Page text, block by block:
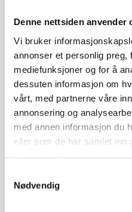
Denne nettsiden anvender
Vi bruker
annonser et personlig preg,
mediefunksjoner og for å
dessuten informasjon om
vårt, med partnerne våre
annonsering og
med annen informasjon du
eller som de har samlet inn
Nødvendig
Senterparti og 1.vara til både
periode.
Dette er tredje år på rad at hun
for å gi oss siste nytt fra
om den nye medlingen om
0